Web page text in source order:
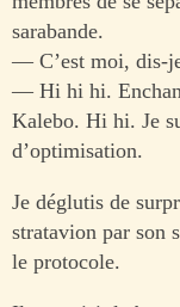
sarabande.
— C’est moi, dis-
— Hi hi hi.
Kalebo. Hi hi. Je
d’optimisation.
Je déglutis de
stratavion par son
le protocole.